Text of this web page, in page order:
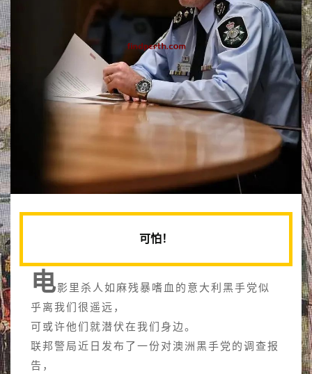
可怕！
电影里杀人如麻残暴嗜血的意大利黑手党似
乎离我们很遥远，
可或许他们就潜伏在我们身边。
联邦警局近日发布了一份对澳洲黑手党的调查报
告，